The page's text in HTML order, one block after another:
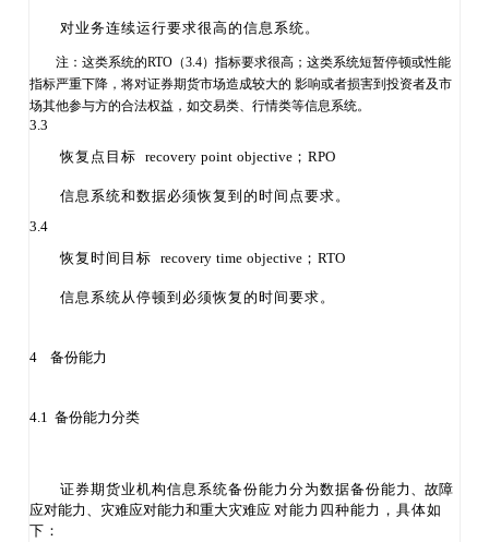
对业务连续运行要求很高的信息系统。
注：这类系统的RTO（3.4）指标要求很高；这类系统短暂停顿或性能
指标严重下降，将对证券期货市场造成较大的 影响或者损害到投资者及市
场其他参与方的合法权益，如交易类、行情类等信息系统。
3.3
恢复点目标
recovery point objective ；RPO
信息系统和数据必须恢复到的时间点要求。
3.4
恢复时间目标
recovery time objective ；RTO
信息系统从停顿到必须恢复的时间要求。
4 备份能力
4.1 备份能力分类
证券期货业机构信息系统备份能力分为数据备份能力、故障
应对能力、灾难应对能力和重大灾难应 对能力四种能力，具体如
下：